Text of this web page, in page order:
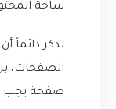
ساحة
تذكر دائماً
الصفحات،
صفحة يجب